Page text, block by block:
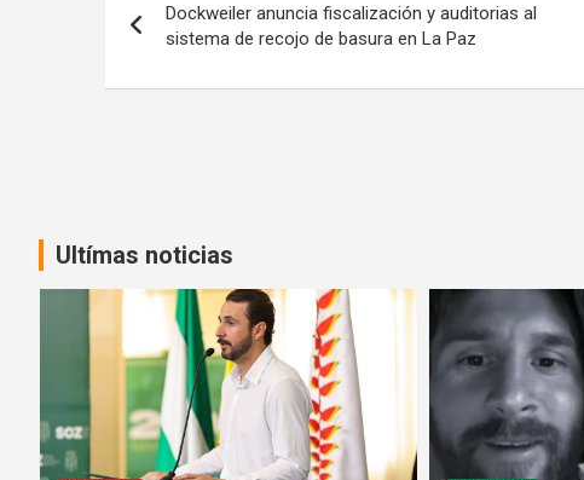
de
entradas
Dockweiler anuncia fiscalización y auditorias al
sistema de recojo de basura en La Paz
Ultímas noticias